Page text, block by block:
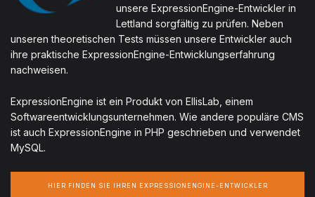
unsere ExpressionEngine-Entwickler in
Lettland sorgfältig zu prüfen. Neben
unseren theoretischen Tests müssen unsere Entwickler auch
ihre praktische ExpressionEngine-Entwicklungserfahrung
nachweisen.
ExpressionEngine ist ein Produkt von EllisLab, einem
Softwareentwicklungsunternehmen. Wie andere populäre CMS
ist auch ExpressionEngine in PHP geschrieben und verwendet
MySQL.
HIER FINDEN SIE IHREN EXPRESSIONENGINE-ENTWICKLER